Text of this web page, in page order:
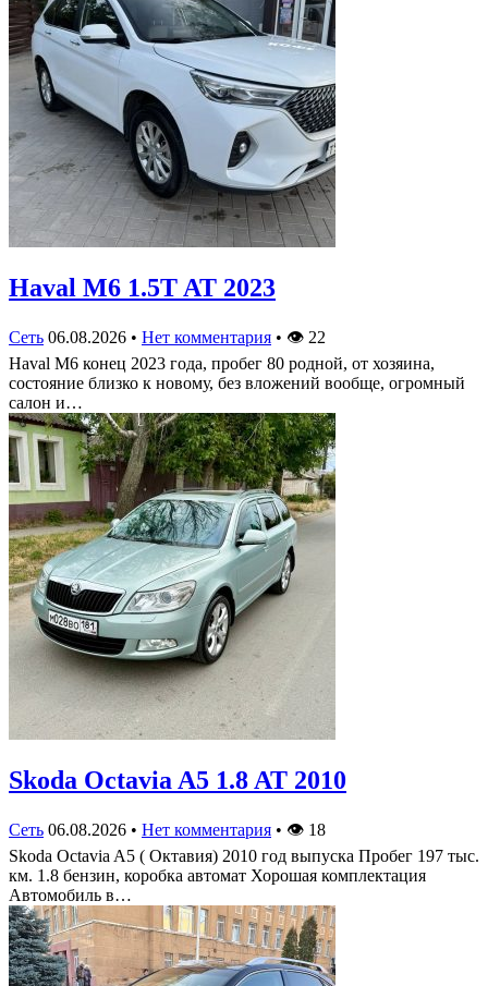
Haval M6 1.5T AT 2023
Сеть 06.08.2026 • Нет комментария • 👁 22
Haval M6 конец 2023 года, пробег 80 родной, от хозяина,
состояние близко к новому, без вложений вообще, огромный
салон и…
Skoda Octavia A5 1.8 AT 2010
Сеть 06.08.2026 • Нет комментария • 👁 18
Skoda Octavia A5 ( Октавия) 2010 год выпуска Пробег 197 тыс.
км. 1.8 бензин, коробка автомат Хорошая комплектация
Автомобиль в…